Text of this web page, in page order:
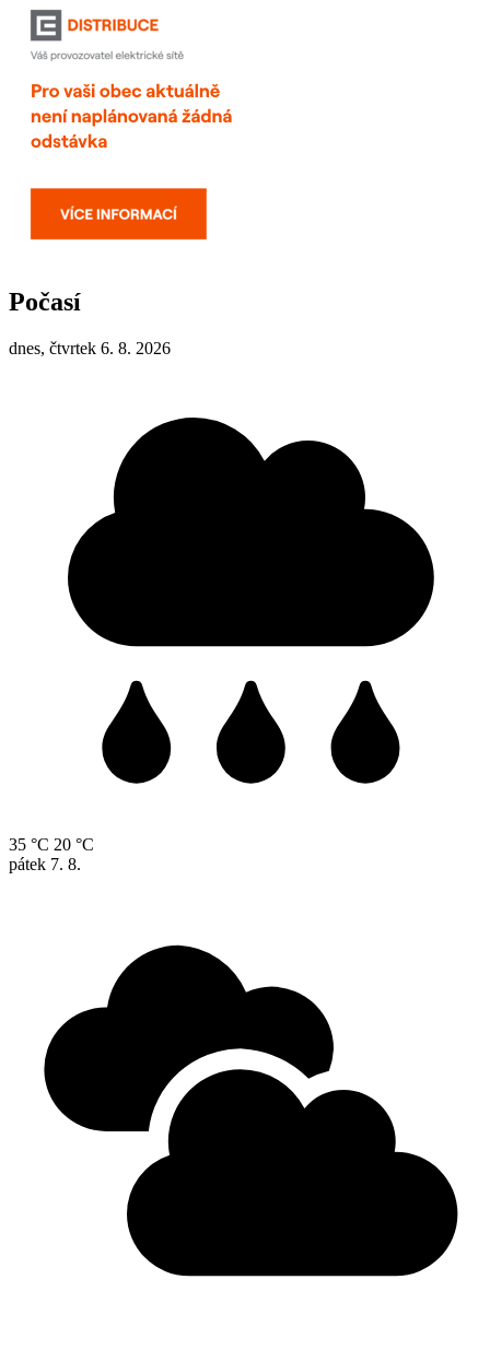
Počasí
dnes, čtvrtek 6. 8. 2026
35 °C 20 °C
pátek 7. 8.